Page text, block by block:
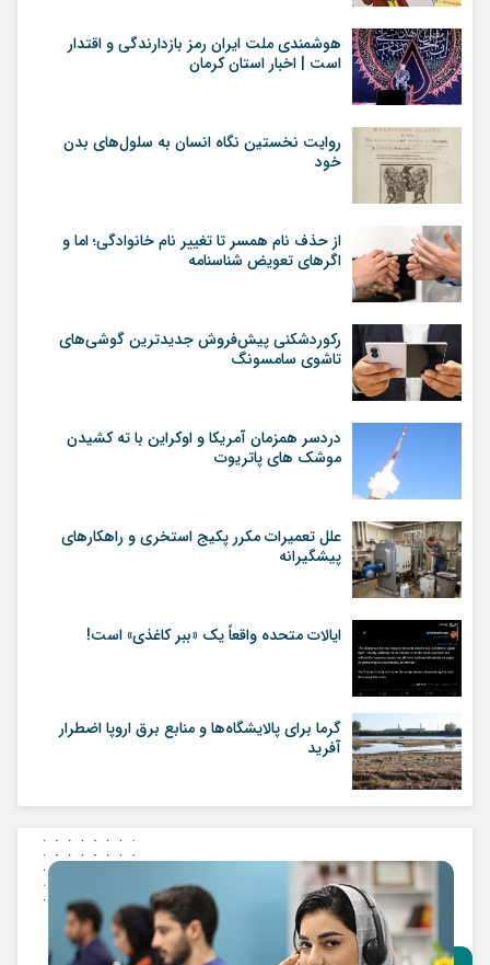
هوشمندی ملت ایران رمز بازدارندگی و اقتدار
است | اخبار استان کرمان
روایت نخستین نگاه انسان به سلول‌های بدن
خود
از حذف نام همسر تا تغییر نام خانوادگی؛ اما و
اگرهای تعویض شناسنامه
رکوردشکنی پیش‌فروش جدیدترین گوشی‌های
تاشوی سامسونگ
دردسر همزمان آمریکا و اوکراین با ته کشیدن
موشک های پاتریوت
علل تعمیرات مکرر پکیج استخری و راهکارهای
پیشگیرانه
ایالات متحده واقعاً یک «ببر کاغذی» است!
گرما برای پالایشگاه‌ها و منابع برق اروپا اضطرار
آفرید